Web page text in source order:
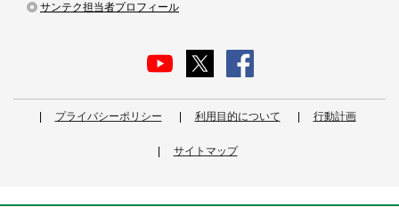
サンテク担当者プロフィール
プライバシーポリシー 利用目的について 行動計画
サイトマップ